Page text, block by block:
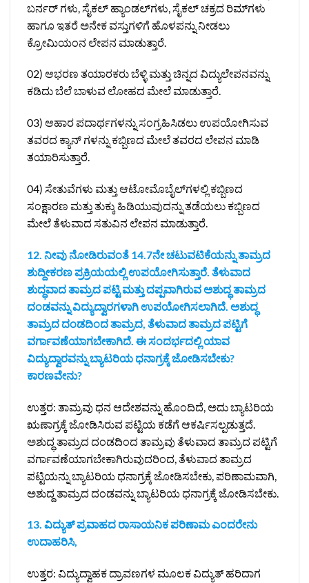
ಬರ್ನರ್‌ ಗಳು, ಸೈಕಲ್ ಹ್ಯಾಂಡಲ್‌ಗಳು, ಸೈಕಲ್ ಚಕ್ರದ ರಿಮ್‌ಗಳು
ಹಾಗೂ ಇತರೆ ಅನೇಕ ವಸ್ತುಗಳಿಗೆ ಹೊಳಪನ್ನು ನೀಡಲು
ಕ್ರೋಮಿಯಂನ ಲೇಪನ ಮಾಡುತ್ತಾರೆ.
02) ಆಭರಣ ತಯಾರಕರು ಬೆಳ್ಳಿ ಮತ್ತು ಚಿನ್ನದ ವಿದ್ಯುಲೇಪನವನ್ನು
ಕಡಿದು ಬೆಲೆ ಬಾಳುವ ಲೋಹದ ಮೇಲೆ ಮಾಡುತ್ತಾರೆ.
03) ಆಹಾರ ಪದಾರ್ಥಗಳನ್ನು ಸಂಗ್ರಹಿಸಿಡಲು ಉಪಯೋಗಿಸುವ
ತವರದ ಕ್ಯಾನ್‌ ಗಳನ್ನು ಕಬ್ಬಿಣದ ಮೇಲೆ ತವರದ ಲೇಪನ ಮಾಡಿ
ತಯಾರಿಸುತ್ತಾರೆ.
04) ಸೇತುವೆಗಳು ಮತ್ತು ಆಟೋಮೊಬೈಲ್‌ಗಳಲ್ಲಿ ಕಬ್ಬಿಣದ
ಸಂಕ್ಷಾರಣ ಮತ್ತು ತುಕ್ಕು ಹಿಡಿಯುವುದನ್ನು ತಡೆಯಲು ಕಬ್ಬಿಣದ
ಮೇಲೆ ತೆಳುವಾದ ಸತುವಿನ ಲೇಪನ ಮಾಡುತ್ತಾರೆ.
12. ನೀವು ನೋಡಿರುವಂತೆ 14.7ನೇ ಚಟುವಟಿಕೆಯನ್ನು ತಾಮ್ರದ
ಶುದ್ದೀಕರಣ ಪ್ರಕ್ರಿಯಯಲ್ಲಿ ಉಪಯೋಗಿಸುತ್ತಾರೆ. ತೆಳುವಾದ
ಶುದ್ಧವಾದ ತಾಮ್ರದ ಪಟ್ಟಿ ಮತ್ತು ದಪ್ಪವಾಗಿರುವ ಅಶುದ್ಧ ತಾಮ್ರದ
ದಂಡವನ್ನು ವಿದ್ಯುದ್ವಾರಗಳಾಗಿ ಉಪಯೋಗಿಸಲಾಗಿದೆ. ಅಶುದ್ಧ
ತಾಮ್ರದ ದಂಡದಿಂದ ತಾಮ್ರದ, ತೆಳುವಾದ ತಾಮ್ರದ ಪಟ್ಟಿಗೆ
ವರ್ಗಾವಣೆಯಾಗಬೇಕಾಗಿದೆ. ಈ ಸಂದರ್ಭದಲ್ಲಿ ಯಾವ
ವಿದ್ಯುದ್ವಾರವನ್ನು ಬ್ಯಾಟರಿಯ ಧನಾಗ್ರಕ್ಕೆ ಜೋಡಿಸಬೇಕು?
ಕಾರಣವೇನು?
ಉತ್ತರ: ತಾಮ್ರವು ಧನ ಆದೇಶವನ್ನು ಹೊಂದಿದೆ, ಅದು ಬ್ಯಾಟರಿಯ
ಋಣಾಗ್ರಕ್ಕೆ ಜೋಡಿಸಿರುವ ಪಟ್ಟಿಯ ಕಡೆಗೆ ಆಕರ್ಷಿಸಲ್ಪಡುತ್ತದೆ.
ಅಶುದ್ಧ ತಾಮ್ರದ ದಂಡದಿಂದ ತಾಮ್ರವು ತೆಳುವಾದ ತಾಮ್ರದ ಪಟ್ಟಿಗೆ
ವರ್ಗಾವಣೆಯಾಗಬೇಕಾಗಿರುವುದರಿಂದ, ತೆಳುವಾದ ತಾಮ್ರದ
ಪಟ್ಟಿಯನ್ನು ಬ್ಯಾಟರಿಯ ಧನಾಗ್ರಕ್ಕೆ ಜೋಡಿಸಬೇಕು, ಪರಿಣಾಮವಾಗಿ,
ಅಶುದ್ದ ತಾಮ್ರದ ದಂಡವನ್ನು ಬ್ಯಾಟರಿಯ ಧನಾಗ್ರಕ್ಕೆ ಜೋಡಿಸಬೇಕು.
13. ವಿದ್ಯುತ್‌ ಪ್ರವಾಹದ ರಾಸಾಯನಿಕ ಪರಿಣಾಮ ಎಂದರೇನು
ಉದಾಹರಿಸಿ,
ಉತ್ತರ: ವಿದ್ಯುದ್ವಾಹಕ ದ್ರಾವಣಗಳ ಮೂಲಕ ವಿದ್ಯುತ್‌ ಹರಿದಾಗ